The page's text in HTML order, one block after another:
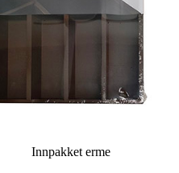
Innpakket erme